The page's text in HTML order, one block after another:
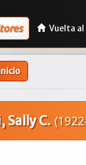
Vuelta
Sally C.